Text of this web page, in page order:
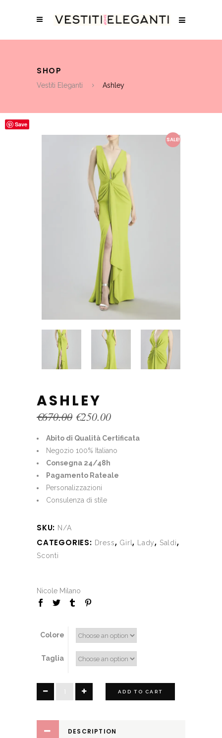
SHOP
Vestiti Eleganti Ashley
Save
SALE!
ASHLEY
€670.00 Original
was:
€670.00.
€250.00Current
is:
€250.00.
Abito di Qualità Certificata
Negozio 100% Italiano
Consegna 24/48h
Pagamento Rateale
Personalizzazioni
Consulenza di stile
SKU: N/A
CATEGORIES: Dress, Girl, Lady, Saldi,
Sconti
Nicole Milano
Colore
Taglia
Ashley
quantity
ADD TO CART
DESCRIPTION